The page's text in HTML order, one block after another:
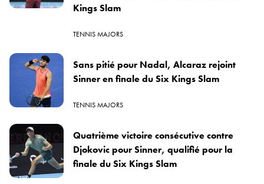
Kings Slam
TENNIS MAJORS
Sans pitié pour Nadal, Alcaraz rejoint
Sinner en finale du Six Kings Slam
TENNIS MAJORS
Quatrième victoire consécutive contre
Djokovic pour Sinner, qualifié pour la
finale du Six Kings Slam